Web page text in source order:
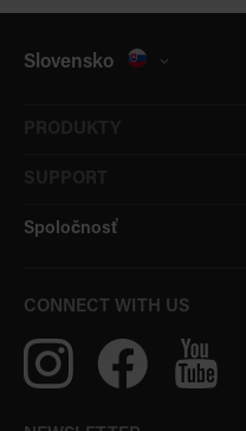
Slovensko
Spoločnosť
CONNECT WITH US